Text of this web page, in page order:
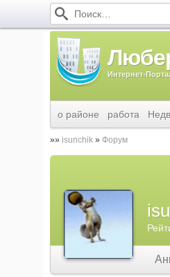
Интернет-
о районе работа
isunchik Форум